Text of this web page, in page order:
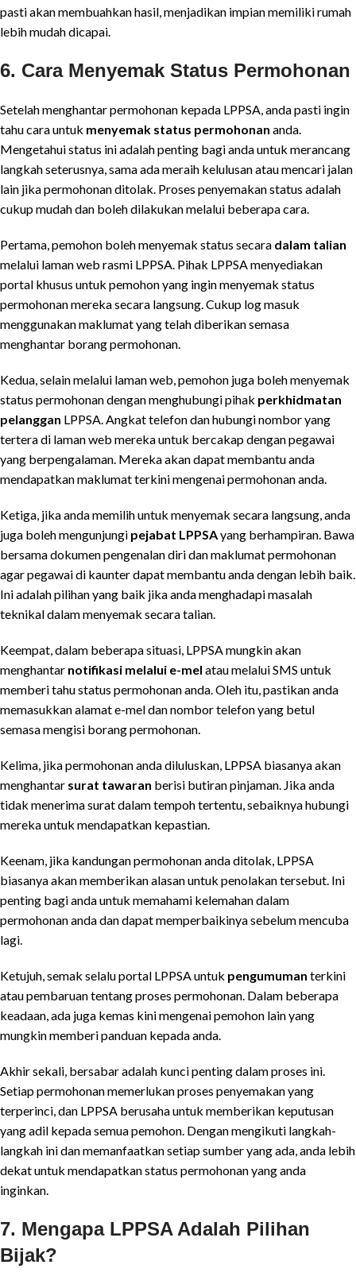
pasti akan membuahkan hasil, menjadikan impian memiliki rumah
lebih mudah dicapai.
6. Cara Menyemak Status Permohonan
Setelah menghantar permohonan kepada LPPSA, anda pasti ingin
tahu cara untuk menyemak status permohonan anda.
Mengetahui status ini adalah penting bagi anda untuk merancang
langkah seterusnya, sama ada meraih kelulusan atau mencari jalan
lain jika permohonan ditolak. Proses penyemakan status adalah
cukup mudah dan boleh dilakukan melalui beberapa cara.
Pertama, pemohon boleh menyemak status secara dalam talian
melalui laman web rasmi LPPSA. Pihak LPPSA menyediakan
portal khusus untuk pemohon yang ingin menyemak status
permohonan mereka secara langsung. Cukup log masuk
menggunakan maklumat yang telah diberikan semasa
menghantar borang permohonan.
Kedua, selain melalui laman web, pemohon juga boleh menyemak
status permohonan dengan menghubungi pihak perkhidmatan
pelanggan LPPSA. Angkat telefon dan hubungi nombor yang
tertera di laman web mereka untuk bercakap dengan pegawai
yang berpengalaman. Mereka akan dapat membantu anda
mendapatkan maklumat terkini mengenai permohonan anda.
Ketiga, jika anda memilih untuk menyemak secara langsung, anda
juga boleh mengunjungi pejabat LPPSAyang berhampiran. Bawa
bersama dokumen pengenalan diri dan maklumat permohonan
agar pegawai di kaunter dapat membantu anda dengan lebih baik.
Ini adalah pilihan yang baik jika anda menghadapi masalah
teknikal dalam menyemak secara talian.
Keempat, dalam beberapa situasi, LPPSA mungkin akan
menghantar notifikasi melalui e-mel atau melalui SMS untuk
memberi tahu status permohonan anda. Oleh itu, pastikan anda
memasukkan alamat e-mel dan nombor telefon yang betul
semasa mengisi borang permohonan.
Kelima, jika permohonan anda diluluskan, LPPSA biasanya akan
menghantar surat tawaran berisi butiran pinjaman. Jika anda
tidak menerima surat dalam tempoh tertentu, sebaiknya hubungi
mereka untuk mendapatkan kepastian.
Keenam, jika kandungan permohonan anda ditolak, LPPSA
biasanya akan memberikan alasan untuk penolakan tersebut. Ini
penting bagi anda untuk memahami kelemahan dalam
permohonan anda dan dapat memperbaikinya sebelum mencuba
lagi.
Ketujuh, semak selalu portal LPPSA untuk pengumuman terkini
atau pembaruan tentang proses permohonan. Dalam beberapa
keadaan, ada juga kemas kini mengenai pemohon lain yang
mungkin memberi panduan kepada anda.
Akhir sekali, bersabar adalah kunci penting dalam proses ini.
Setiap permohonan memerlukan proses penyemakan yang
terperinci, dan LPPSA berusaha untuk memberikan keputusan
yang adil kepada semua pemohon. Dengan mengikuti langkah-
langkah ini dan memanfaatkan setiap sumber yang ada, anda lebih
dekat untuk mendapatkan status permohonan yang anda
inginkan.
7. Mengapa LPPSA Adalah Pilihan
Bijak?